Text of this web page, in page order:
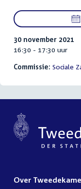
30 november 2021
16:30 - 17:30 uur
Commissie: Sociale
Over